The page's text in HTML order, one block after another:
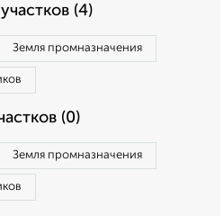
(4)
Земля промназначения
(0)
Земля промназначения